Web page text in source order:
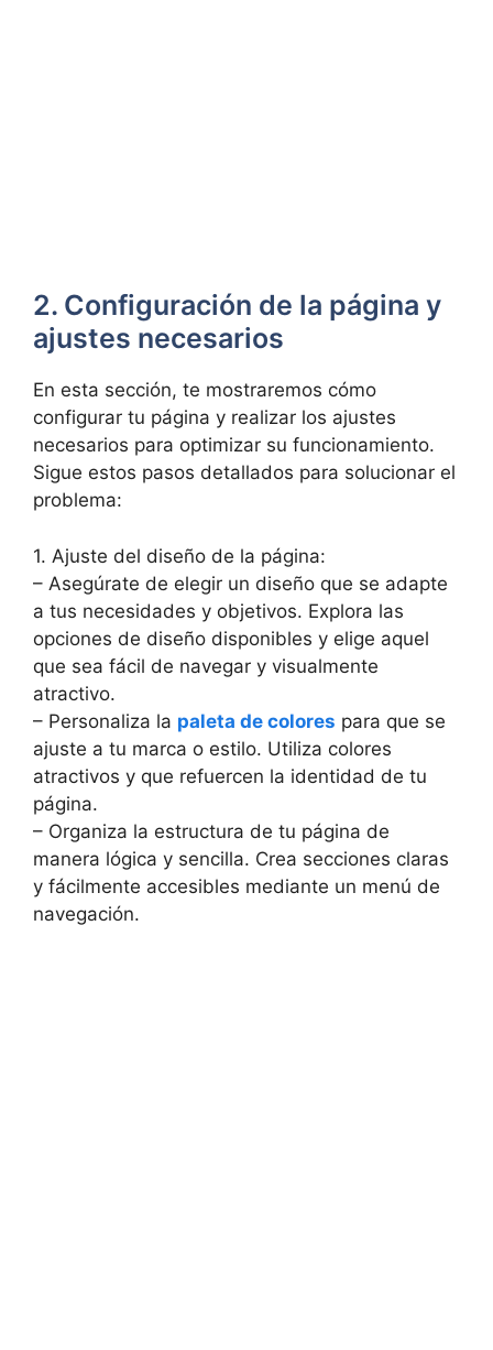
2. Configuración de la página y
ajustes necesarios
En esta sección, te mostraremos cómo
configurar tu página y realizar los ajustes
necesarios para optimizar su funcionamiento.
Sigue estos pasos detallados para solucionar el
problema:
1. Ajuste del diseño de la página:
– Asegúrate de elegir un diseño que se adapte
a tus necesidades y objetivos. Explora las
opciones de diseño disponibles y elige aquel
que sea fácil de navegar y visualmente
atractivo.
– Personaliza la paleta de colores para que se
ajuste a tu marca o estilo. Utiliza colores
atractivos y que refuercen la identidad de tu
página.
– Organiza la estructura de tu página de
manera lógica y sencilla. Crea secciones claras
y fácilmente accesibles mediante un menú de
navegación.